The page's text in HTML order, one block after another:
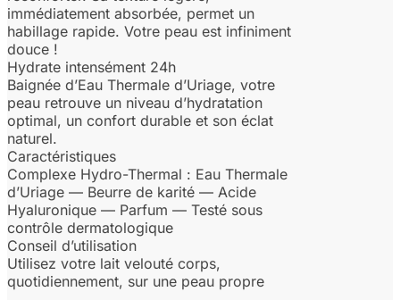
immédiatement absorbée, permet un
habillage rapide. Votre peau est infiniment
douce !
Hydrate intensément 24h
Baignée d’Eau Thermale d’Uriage, votre
peau retrouve un niveau d’hydratation
optimal, un confort durable et son éclat
naturel.
Caractéristiques
Complexe Hydro-Thermal : Eau Thermale
d’Uriage — Beurre de karité — Acide
Hyaluronique — Parfum — Testé sous
contrôle dermatologique
Conseil d’utilisation
Utilisez votre lait velouté corps,
quotidiennement, sur une peau propre